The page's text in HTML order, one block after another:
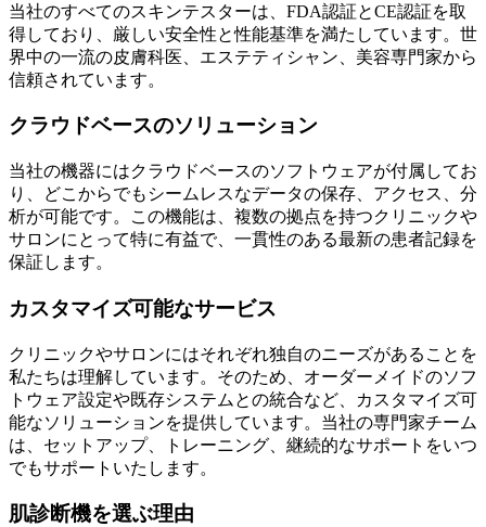
当社のすべてのスキンテスターは、FDA認証とCE認証を取
得しており、厳しい安全性と性能基準を満たしています。世
界中の一流の皮膚科医、エステティシャン、美容専門家から
信頼されています。
クラウドベースのソリューション
当社の機器にはクラウドベースのソフトウェアが付属してお
り、どこからでもシームレスなデータの保存、アクセス、分
析が可能です。この機能は、複数の拠点を持つクリニックや
サロンにとって特に有益で、一貫性のある最新の患者記録を
保証します。
カスタマイズ可能なサービス
クリニックやサロンにはそれぞれ独自のニーズがあることを
私たちは理解しています。そのため、オーダーメイドのソフ
トウェア設定や既存システムとの統合など、カスタマイズ可
能なソリューションを提供しています。当社の専門家チーム
は、セットアップ、トレーニング、継続的なサポートをいつ
でもサポートいたします。
肌診断機を選ぶ理由